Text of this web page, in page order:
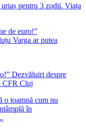
pentru 3 zodii. Viața
Dezvăluiri despre
CFR Cluj